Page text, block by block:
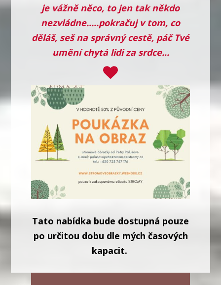
je vážně něco, to jen tak někdo
nezvládne.....pokračuj v tom, co
děláš, seš na správný cestě, páč Tvé
umění chytá lidi za srdce...
Tato nabídka bude dostupná pouze
po určitou dobu dle mých časových
kapacit.